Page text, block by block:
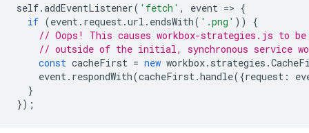
self.addEventListener( 'fetch' , event => {
if (event. request.url . endsWith( '.png' ))
{
// Oops! This causes workbox-strategies.js to
// outside of the initial, synchronous service
const cacheFirst = new workbox. strategies .
event. respondWith(cacheFirst.handle({request :
}
});